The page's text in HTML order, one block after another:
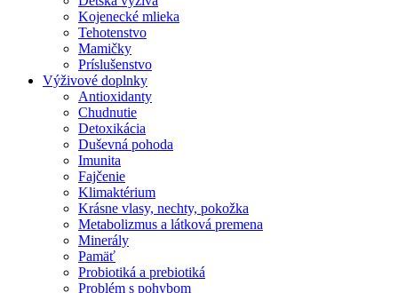
Kojenecké mlieka
Tehotenstvo
Mamičky
Príslušenstvo
Výživové doplnky
Antioxidanty
Chudnutie
Detoxikácia
Duševná pohoda
Imunita
Fajčenie
Klimaktérium
Krásne vlasy, nechty, pokožka
Metabolizmus a látková premena
Minerály
Pamäť
Probiotiká a prebiotiká
Problém s pohybom